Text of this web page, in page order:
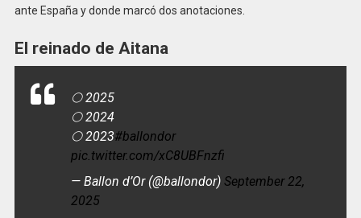
ante España y donde marcó dos anotaciones.
El reinado de Aitana
🌕 2025
🌕 2024
🌕 2023#ballondor
pic.twitter.com/xC8UBFnzfi
— Ballon d’Or (@ballondor) September 22,
2025